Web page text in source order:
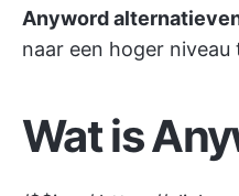
Anyword
naar een hoger niveau
Wat is